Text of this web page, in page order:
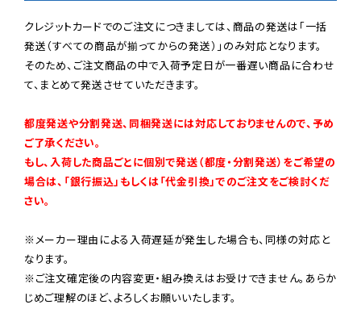
クレジットカードでのご注文につきましては、商品の発送は「一括
発送（すべての商品が揃ってからの発送）」のみ対応となります。
そのため、ご注文商品の中で入荷予定日が一番遅い商品に合わせ
て、まとめて発送させていただきます。
都度発送や分割発送、同梱発送には対応しておりませんので、予め
ご了承ください。
もし、入荷した商品ごとに個別で発送（都度・分割発送）をご希望の
場合は、「銀行振込」もしくは「代金引換」でのご注文をご検討くだ
さい。
※メーカー理由による入荷遅延が発生した場合も、同様の対応と
なります。
※ご注文確定後の内容変更・組み換えはお受けできません。あらか
じめご理解のほど、よろしくお願いいたします。